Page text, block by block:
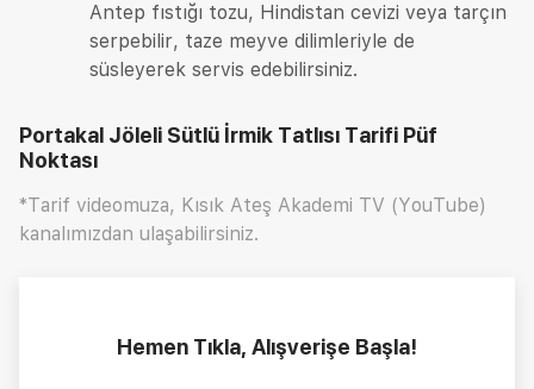
Antep fıstığı tozu, Hindistan cevizi veya tarçın
serpebilir, taze meyve dilimleriyle de
süsleyerek servis edebilirsiniz.
Portakal Jöleli Sütlü İrmik Tatlısı Tarifi Püf
Noktası
*Tarif videomuza, Kısık Ateş Akademi TV (YouTube)
kanalımızdan ulaşabilirsiniz.
Hemen Tıkla, Alışverişe Başla!